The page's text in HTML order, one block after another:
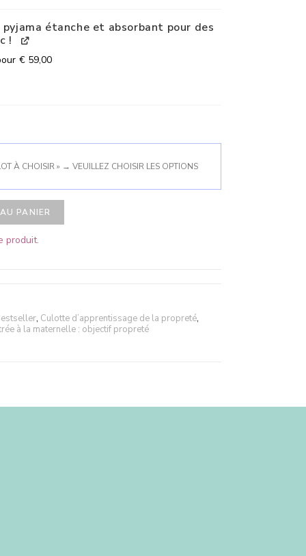
pyjama étanche et absorbant pour des
!
€59,00
À CHOISIR » → VEUILLEZ CHOISIR LES OPTIONS
PANIER
produit.
, Culotte d’apprentissage de la propreté,
à la maternelle : objectif propreté